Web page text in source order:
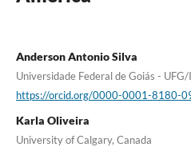
Anderson Antonio Silva
Universidade Federal de Goiás - UFG/
https://orcid.org/0000-0001-8180-
Karla Oliveira
University of Calgary, Canada